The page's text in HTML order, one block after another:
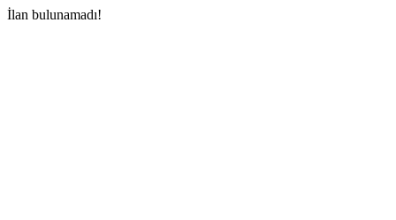
İlan bulunamadı!